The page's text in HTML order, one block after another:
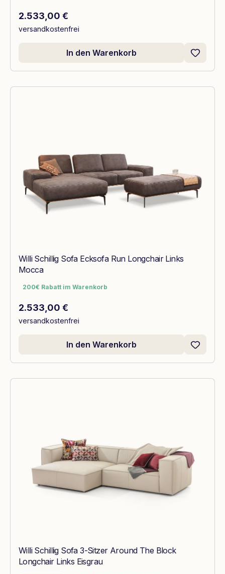
Regulärer Preis:
2.533,00 €
versandkostenfrei
In den Warenkorb
Willi Schillig Sofa Ecksofa Run Longchair Links
Mocca
200€ Rabatt im Warenkorb
200€ Rabatt im Warenkorb
Regulärer Preis:
2.533,00 €
versandkostenfrei
In den Warenkorb
Willi Schillig Sofa 3-Sitzer Around The Block
Longchair Links Eisgrau